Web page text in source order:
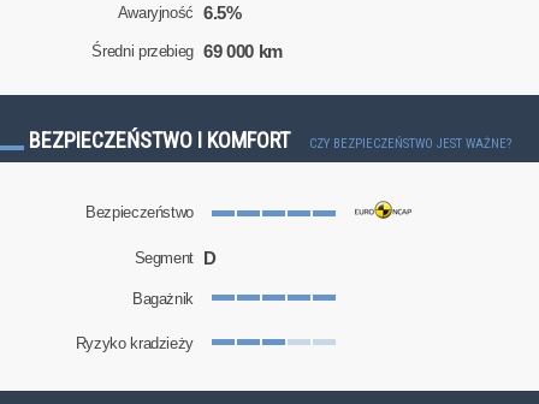
Awaryjność 6.5%
Średni przebieg 69 000 km
BEZPIECZEŃSTWO I KOMFORT CZY BEZPIECZEŃSTWO JEST WAŻNE?
Bezpieczeństwo
Segment D
Bagażnik
Ryzyko kradzieży